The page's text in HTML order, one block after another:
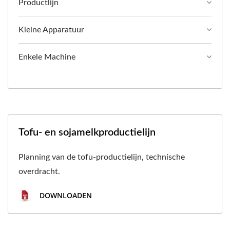
Productlijn
Kleine Apparatuur
Enkele Machine
Tofu- en sojamelkproductielijn
Planning van de tofu-productielijn, technische
overdracht.
DOWNLOADEN